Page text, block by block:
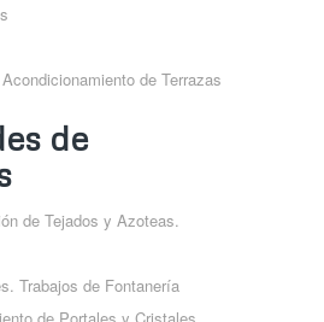
de Terrazas
de
de Tejados y Azoteas.
Trabajos de Fontanería